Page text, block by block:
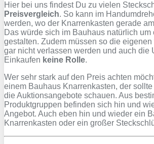
Hier bei uns findest Du zu vielen
Preisvergleich. So kann im
werden, wo der Knarrenkasten gerade
Das würde sich im Bauhaus natürlich
gestalten. Zudem müssen so die
gar nicht verlassen werden und auch die
Einkaufen keine Rolle.
Wer sehr stark auf den Preis achten
einem Bauhaus Knarrenkasten, der
die Auktionsangebote schauen. Aus
Produktgruppen befinden sich hin und
Angebot. Auch eben hin und wieder ein
Knarrenkasten oder ein großer